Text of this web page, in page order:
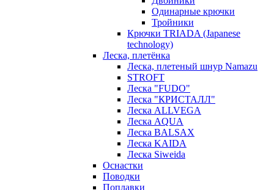
Одинарные крючки
Тройники
Крючки TRIADA (Japanese
technology)
Леска, плетёнка
Леска, плетеный шнур Namazu
STROFT
Леска "FUDO"
Леска "КРИСТАЛЛ"
Леска ALLVEGA
Леска AQUA
Леска BALSAX
Леска KAIDA
Леска Siweida
Оснастки
Поводки
Поплавки